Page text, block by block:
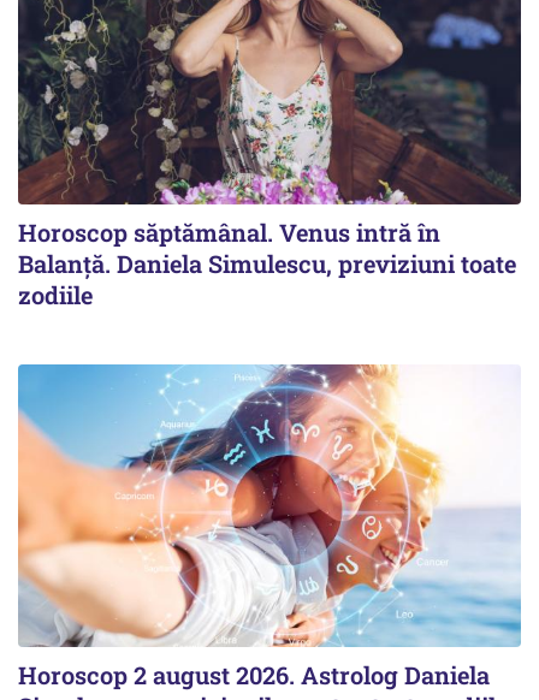
Horoscop săptămânal. Venus intră în
Balanță. Daniela Simulescu, previziuni toate
zodiile
Horoscop 2 august 2026. Astrolog Daniela